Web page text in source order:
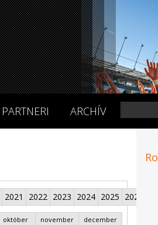
PARTNERI ARCHÍV
2021 2022 2023 2024 2025 2026
október november december